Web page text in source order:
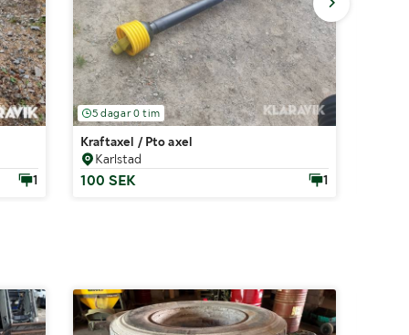
1
5 dagar 0 tim
Kraftaxel / Pto axel
Karlstad
100 SEK 1